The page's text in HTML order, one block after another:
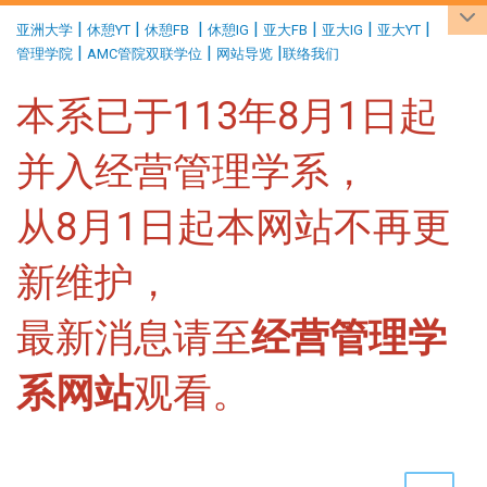
亚洲大学 | 休憩YT | 休憩FB | 休憩IG | 亚大FB | 亚大IG | 亚大YT |
管理学院 | AMC管院双联学位 | 网站导览 |联络我们
本系已于113年8月1日起
并入经营管理学系，
从8月1日起本网站不再更
新维护，
最新消息请至经营管理学
系网站观看。